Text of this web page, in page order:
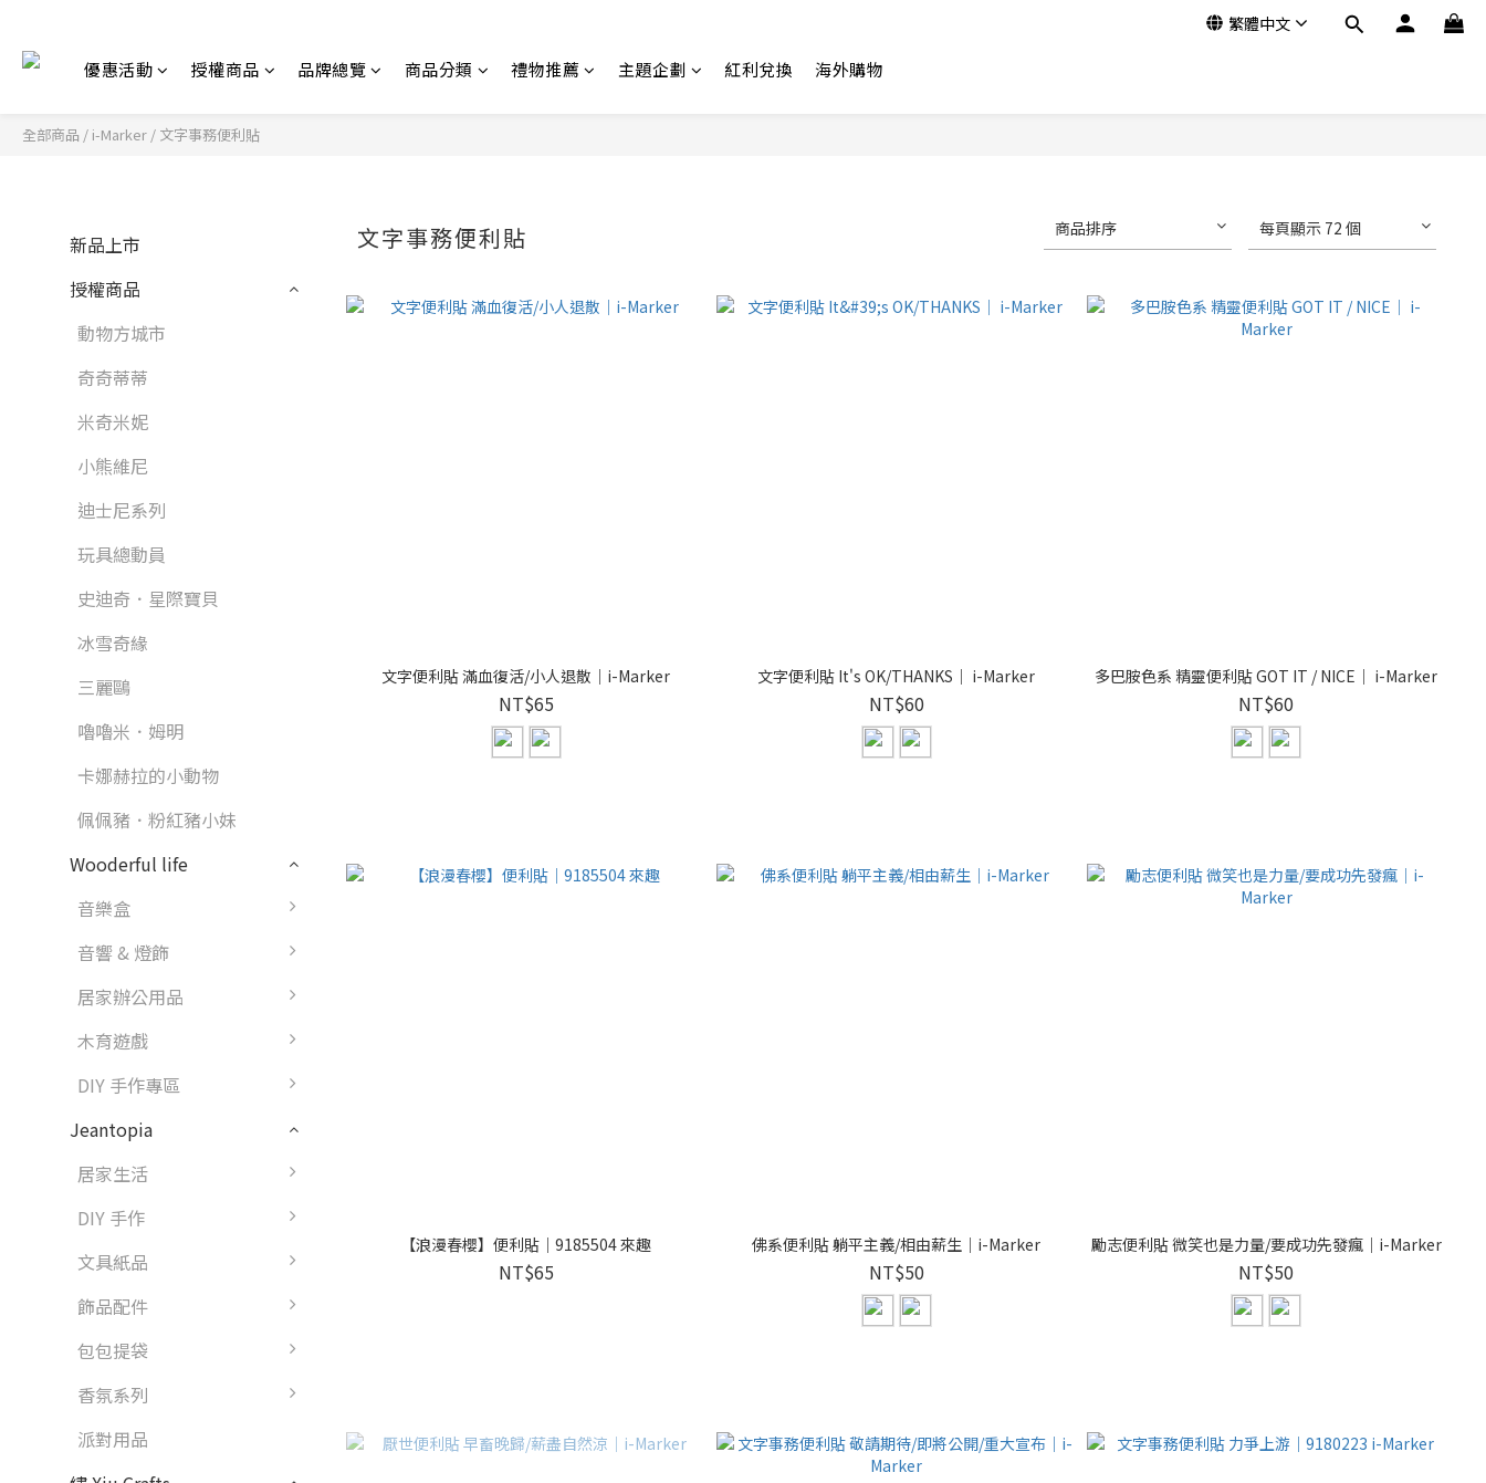
繁體中文
優惠活動 授權商品 品牌總覽 商品分類 禮物推薦 主題企劃 紅利兌換 海外購物
全部商品 / i-Marker / 文字事務便利貼
新品上市
授權商品
動物方城市
奇奇蒂蒂
米奇米妮
小熊維尼
迪士尼系列
玩具總動員
史迪奇．星際寶貝
冰雪奇緣
三麗鷗
嚕嚕米．姆明
卡娜赫拉的小動物
佩佩豬．粉紅豬小妹
Wooderful life
音樂盒
音響 & 燈飾
居家辦公用品
木育遊戲
DIY 手作專區
Jeantopia
居家生活
DIY 手作
文具紙品
飾品配件
包包提袋
香氛系列
派對用品
文字事務便利貼 商品排序 每頁顯示 72 個
文字便利貼 滿血復活/小人退散｜i-Marker
NT$65
文字便利貼 It's OK/THANKS｜ i-Marker
NT$60
多巴胺色系 精靈便利貼 GOT IT / NICE｜ i-Marker
NT$60
【浪漫春櫻】便利貼｜9185504 來趣
NT$65
佛系便利貼 躺平主義/相由薪生｜i-Marker
NT$50
勵志便利貼 微笑也是力量/要成功先發瘋｜i-Marker
NT$50